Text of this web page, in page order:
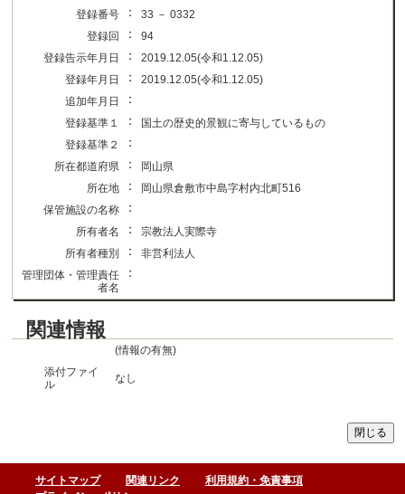
登録番号 ：
33 － 0332
登録回
：
94
登録告示年月日
：
2019.12.05(令和1.12.05)
登録年月日
：
2019.12.05(令和1.12.05)
追加年月日
：
登録基準１ ：
国土の歴史的景観に寄与しているもの
登録基準２
：
所在都道府県 ：
岡山県
所在地
：
岡山県倉敷市中島字村内北町516
保管施設の名称
：
所有者名 ：
宗教法人実際寺
所有者種別
：
非営利法人
管理団体・管理責任
者名
：
関連情報
(情報の有無)
添付ファイ
ル
なし
サイトマップ 関連リンク
利用規約・免責事項